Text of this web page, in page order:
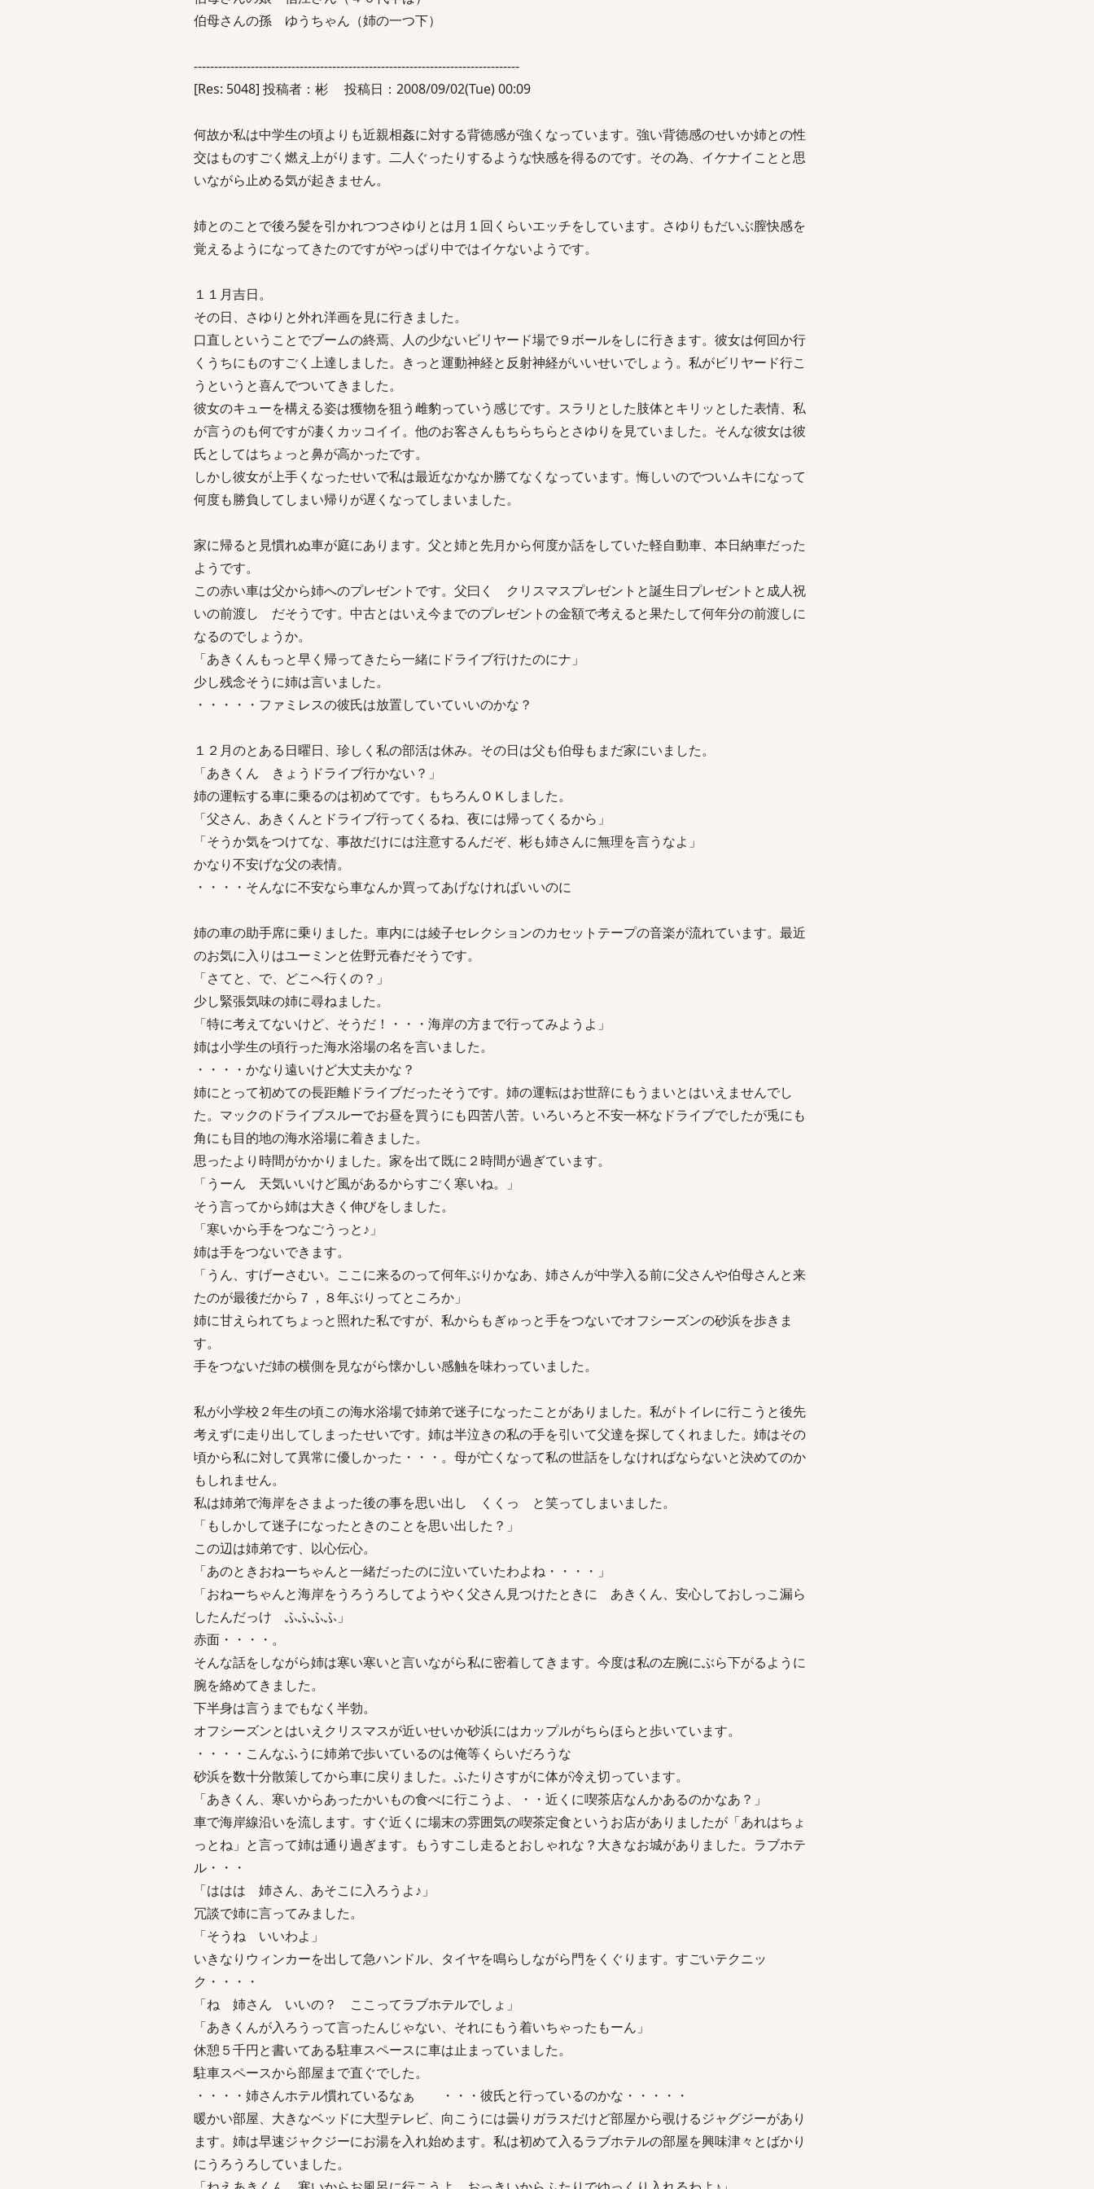
伯母さんの孫 ゆうちゃん（姉の一つ下）
--------------------------------------------------------------------------------
[Res: 5048] 投稿者：彬 投稿日：2008/09/02(Tue) 00:09
何故か私は中学生の頃よりも近親相姦に対する背徳感が強くなっています。強い背徳感のせいか姉との性
交はものすごく燃え上がります。二人ぐったりするような快感を得るのです。その為、イケナイことと思
いながら止める気が起きません。
姉とのことで後ろ髪を引かれつつさゆりとは月１回くらいエッチをしています。さゆりもだいぶ膣快感を
覚えるようになってきたのですがやっぱり中ではイケないようです。
１１月吉日。
その日、さゆりと外れ洋画を見に行きました。
口直しということでブームの終焉、人の少ないビリヤード場で９ボールをしに行きます。彼女は何回か行
くうちにものすごく上達しました。きっと運動神経と反射神経がいいせいでしょう。私がビリヤード行こ
うというと喜んでついてきました。
彼女のキューを構える姿は獲物を狙う雌豹っていう感じです。スラリとした肢体とキリッとした表情、私
が言うのも何ですが凄くカッコイイ。他のお客さんもちらちらとさゆりを見ていました。そんな彼女は彼
氏としてはちょっと鼻が高かったです。
しかし彼女が上手くなったせいで私は最近なかなか勝てなくなっています。悔しいのでついムキになって
何度も勝負してしまい帰りが遅くなってしまいました。
家に帰ると見慣れぬ車が庭にあります。父と姉と先月から何度か話をしていた軽自動車、本日納車だった
ようです。
この赤い車は父から姉へのプレゼントです。父曰く クリスマスプレゼントと誕生日プレゼントと成人祝
いの前渡し だそうです。中古とはいえ今までのプレゼントの金額で考えると果たして何年分の前渡しに
なるのでしょうか。
「あきくんもっと早く帰ってきたら一緒にドライブ行けたのにナ」
少し残念そうに姉は言いました。
・・・・・ファミレスの彼氏は放置していていいのかな？
１２月のとある日曜日、珍しく私の部活は休み。その日は父も伯母もまだ家にいました。
「あきくん きょうドライブ行かない？」
姉の運転する車に乗るのは初めてです。もちろんＯＫしました。
「父さん、あきくんとドライブ行ってくるね、夜には帰ってくるから」
「そうか気をつけてな、事故だけには注意するんだぞ、彬も姉さんに無理を言うなよ」
かなり不安げな父の表情。
・・・・そんなに不安なら車なんか買ってあげなければいいのに
姉の車の助手席に乗りました。車内には綾子セレクションのカセットテープの音楽が流れています。最近
のお気に入りはユーミンと佐野元春だそうです。
「さてと、で、どこへ行くの？」
少し緊張気味の姉に尋ねました。
「特に考えてないけど、そうだ！・・・海岸の方まで行ってみようよ」
姉は小学生の頃行った海水浴場の名を言いました。
・・・・かなり遠いけど大丈夫かな？
姉にとって初めての長距離ドライブだったそうです。姉の運転はお世辞にもうまいとはいえませんでし
た。マックのドライブスルーでお昼を買うにも四苦八苦。いろいろと不安一杯なドライブでしたが兎にも
角にも目的地の海水浴場に着きました。
思ったより時間がかかりました。家を出て既に２時間が過ぎています。
「うーん 天気いいけど風があるからすごく寒いね。」
そう言ってから姉は大きく伸びをしました。
「寒いから手をつなごうっと♪」
姉は手をつないできます。
「うん、すげーさむい。ここに来るのって何年ぶりかなあ、姉さんが中学入る前に父さんや伯母さんと来
たのが最後だから７，８年ぶりってところか」
姉に甘えられてちょっと照れた私ですが、私からもぎゅっと手をつないでオフシーズンの砂浜を歩きま
す。
手をつないだ姉の横側を見ながら懐かしい感触を味わっていました。
私が小学校２年生の頃この海水浴場で姉弟で迷子になったことがありました。私がトイレに行こうと後先
考えずに走り出してしまったせいです。姉は半泣きの私の手を引いて父達を探してくれました。姉はその
頃から私に対して異常に優しかった・・・。母が亡くなって私の世話をしなければならないと決めてのか
もしれません。
私は姉弟で海岸をさまよった後の事を思い出し くくっ と笑ってしまいました。
「もしかして迷子になったときのことを思い出した？」
この辺は姉弟です、以心伝心。
「あのときおねーちゃんと一緒だったのに泣いていたわよね・・・・」
「おねーちゃんと海岸をうろうろしてようやく父さん見つけたときに あきくん、安心しておしっこ漏ら
したんだっけ ふふふふ」
赤面・・・・。
そんな話をしながら姉は寒い寒いと言いながら私に密着してきます。今度は私の左腕にぶら下がるように
腕を絡めてきました。
下半身は言うまでもなく半勃。
オフシーズンとはいえクリスマスが近いせいか砂浜にはカップルがちらほらと歩いています。
・・・・こんなふうに姉弟で歩いているのは俺等くらいだろうな
砂浜を数十分散策してから車に戻りました。ふたりさすがに体が冷え切っています。
「あきくん、寒いからあったかいもの食べに行こうよ、・・近くに喫茶店なんかあるのかなあ？」
車で海岸線沿いを流します。すぐ近くに場末の雰囲気の喫茶定食というお店がありましたが「あれはちょ
っとね」と言って姉は通り過ぎます。もうすこし走るとおしゃれな？大きなお城がありました。ラブホテ
ル・・・
「ははは 姉さん、あそこに入ろうよ♪」
冗談で姉に言ってみました。
「そうね いいわよ」
いきなりウィンカーを出して急ハンドル、タイヤを鳴らしながら門をくぐります。すごいテクニッ
ク・・・・
「ね 姉さん いいの？ ここってラブホテルでしょ」
「あきくんが入ろうって言ったんじゃない、それにもう着いちゃったもーん」
休憩５千円と書いてある駐車スペースに車は止まっていました。
駐車スペースから部屋まで直ぐでした。
・・・・姉さんホテル慣れているなぁ ・・・彼氏と行っているのかな・・・・・
暖かい部屋、大きなベッドに大型テレビ、向こうには曇りガラスだけど部屋から覗けるジャグジーがあり
ます。姉は早速ジャクジーにお湯を入れ始めます。私は初めて入るラブホテルの部屋を興味津々とばかり
にうろうろしていました。